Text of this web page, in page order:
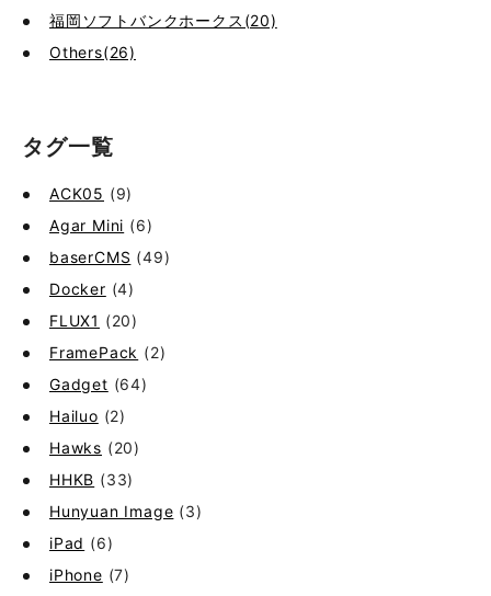
福岡ソフトバンクホークス(20)
Others(26)
タグ一覧
ACK05 (9)
Agar Mini (6)
baserCMS (49)
Docker (4)
FLUX1 (20)
FramePack (2)
Gadget (64)
Hailuo (2)
Hawks (20)
HHKB (33)
Hunyuan Image (3)
iPad (6)
iPhone (7)